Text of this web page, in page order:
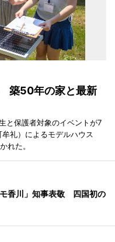
築50年の家と最新
と保護者対象のイベントが7
礼）によるモデルハウス
れた。
香川」知事表敬 四国初の